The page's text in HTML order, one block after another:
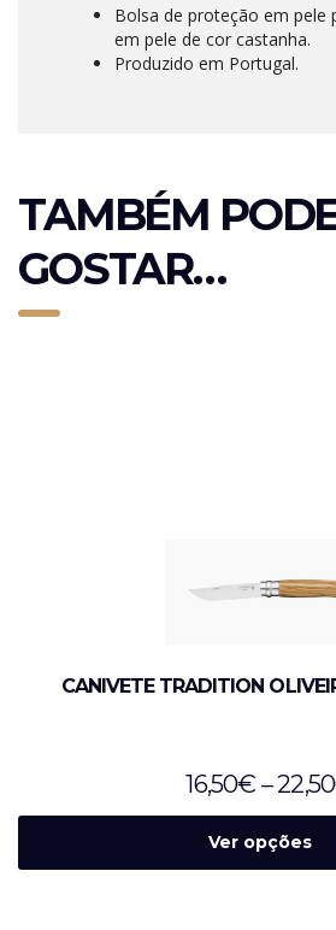
Bolsa de proteção em pele
em pele de cor castanha.
Produzido em Portugal.
TAMBÉM
GOSTAR…
CANIVETE TRADITION
16,50€ –22,50
Ver opções